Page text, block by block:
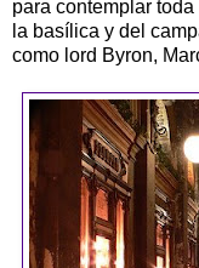
para contemplar
la basílica y del
como lord Byron,